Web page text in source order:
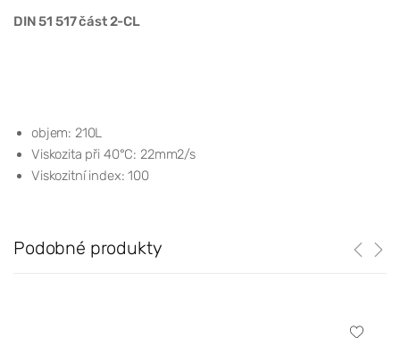
DIN 51 517 část 2-CL
objem: 210L
Viskozita při 40°C: 22mm2/s
Viskozitní index: 100
Podobné produkty